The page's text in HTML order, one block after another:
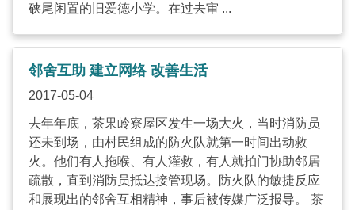
硖尾闲置的旧爱德小学。在过去审 ...
邻舍互助 建立网络 改善生活
2017-05-04
去年年底，茶果岭寮屋区发生一场大火，当时消防员
还未到场，由村民组成的防火队就第一时间出动救
火。他们有人拖喉、有人灌救，有人就拍门协助邻居
疏散，直到消防员抵达接管现场。防火队的敏捷反应
和展现出的邻舍互相精神，事后被传媒广泛报导。 茶